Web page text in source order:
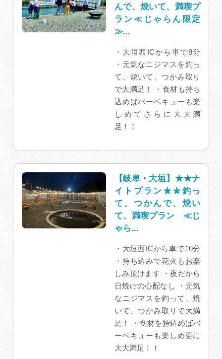
運営組織
んで、焼いて、満喫プ
ラン≪じゃらん限定
≫...
・大垣西ICから車で8分
・元気なニジマスを釣っ
て、焼いて、つかみ取り
で大満足！ ・食材も持ち
込めばバーベキューも楽
しめてさらに大大満
足！！
【岐阜・大垣】★★ナ
イトプラン★★釣っ
て、つかんで、焼い
て、満喫プラン ≪じ
ゃら...
・大垣西ICから車で10分
・持ち込みで花火もお楽
しみ頂けます ・夜だから
日焼けの心配なし ・元気
なニジマスを釣って、焼
いて、つかみ取りで大満
足！ ・食材を持込めばバ
ーベキューも楽しめ更に
大大満足！！